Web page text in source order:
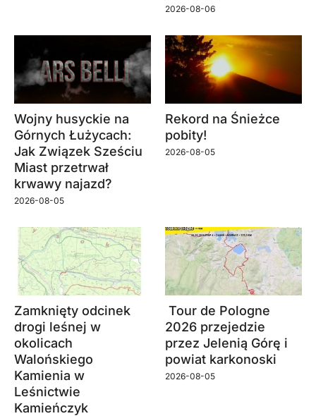
2026-08-06
Wojny husyckie na
Górnych Łużycach:
Jak Związek Sześciu
Miast przetrwał
krwawy najazd?
2026-08-05
Rekord na Śnieżce
pobity!
2026-08-05
Zamknięty odcinek
drogi leśnej w
okolicach
Walońskiego
Kamienia w
Leśnictwie
Kamieńczyk
Tour de Pologne
2026 przejedzie
przez Jelenią Górę i
powiat karkonoski
2026-08-05